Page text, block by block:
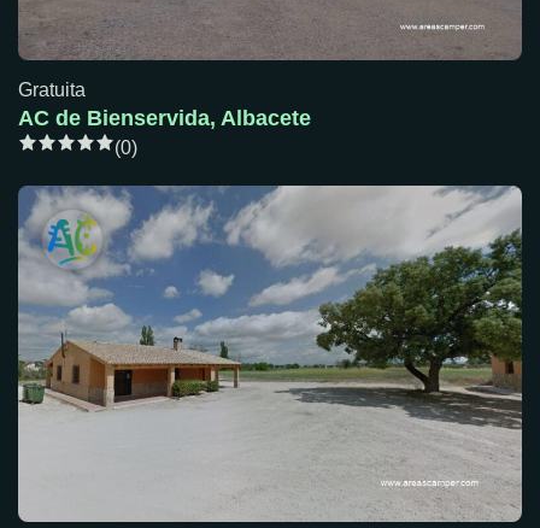
Gratuita
AC de Bienservida, Albacete
(0)